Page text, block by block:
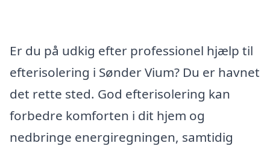
Er du på udkig efter professionel hjælp til
efterisolering i Sønder Vium? Du er havnet
det rette sted. God efterisolering kan
forbedre komforten i dit hjem og
nedbringe energiregningen, samtidig